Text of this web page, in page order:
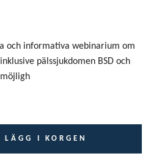
och informativa webinarium om
pälssjukdomen BSD och
LÄGG I KORGEN